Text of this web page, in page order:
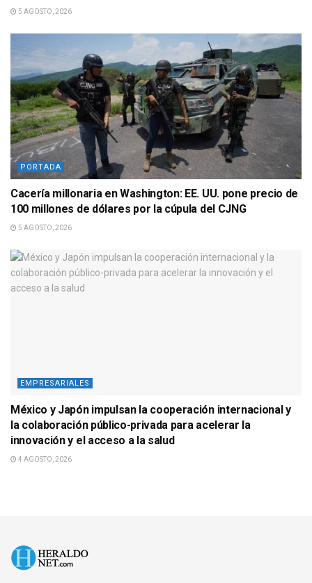
5 AGOSTO, 2026
PORTADA
Cacería millonaria en Washington: EE. UU. pone precio de
100 millones de dólares por la cúpula del CJNG
5 AGOSTO, 2026
EMPRESARIALES
México y Japón impulsan la cooperación internacional y
la colaboración público-privada para acelerar la
innovación y el acceso a la salud
4 AGOSTO, 2026